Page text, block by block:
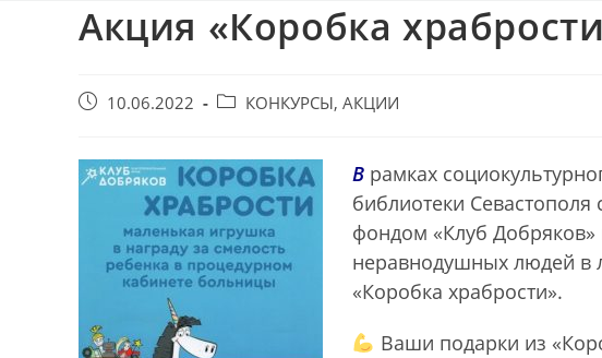
Акция «Коробка
Запись10.06.2022
Post КОНКУРСЫ, АКЦИИ
В рамках
библиотеки
фондом «Клуб Добряков»
неравнодушных людей в
«Коробка храбрости».
Ваши подарки из